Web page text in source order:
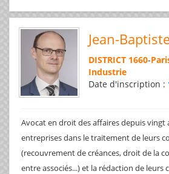
Jean-
DISTRICT 1660-
Industrie
Date d'inscription :
Avocat en droit des affaires depuis vingt
entreprises dans le traitement de leurs
(recouvrement de créances, droit de la
entre associés...) et la rédaction de leurs